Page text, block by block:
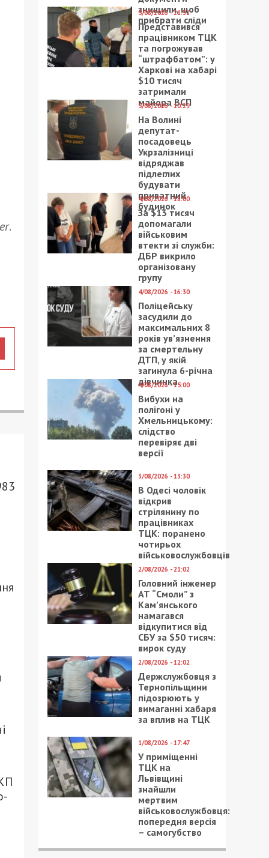
.
знищили, щоб
прибрати сліди
5/08/2026 - 21:31
Представився
працівником ТЦК
та погрожував
“штрафбатом”: у
Харкові на хабарі
$10 тисяч
затримали
майора ВСП
5/08/2026 - 10:29
На Волині
депутат-
посадовець
Укрзалізниці
відряджав
підлеглих
будувати
приватний
будинок
4/08/2026 - 18:00
За $13 тисяч
допомагали
військовим
втекти зі служби:
ДБР викрило
організовану
групу
4/08/2026 - 16:30
Поліцейську
засудили до
максимальних 8
років ув’язнення
за смертельну
ДТП, у якій
загинула 6-річна
дівчинка
4/08/2026 - 15:00
Вибухи на
полігоні у
Хмельницькому:
слідство
перевіряє дві
версії
3/08/2026 - 13:30
В Одесі чоловік
відкрив
стрілянину по
працівниках
ТЦК: поранено
чотирьох
військовослужбовців
2/08/2026 - 21:02
Головний інженер
АТ “Смоли” з
Кам’янського
намагався
відкупитися від
СБУ за $50 тисяч:
вирок суду
2/08/2026 - 12:02
Держслужбовця з
Тернопільщини
підозрюють у
вимаганні хабаря
за вплив на ТЦК
1/08/2026 - 17:47
У приміщенні
ТЦК на
Львівщині
знайшли
мертвим
військовослужбовця:
попередня версія
– самогубство